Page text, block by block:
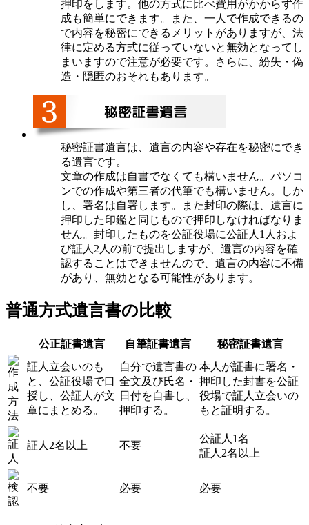
押印をします。他の方式に比べ費用がかからず作
成も簡単にできます。また、一人で作成できるの
で内容を秘密にできるメリットがありますが、法
律に定める方式に従っていないと無効となってし
まいますので注意が必要です。さらに、紛失・偽
造・隠匿のおそれもあります。
秘密証書遺言は、遺言の内容や存在を秘密にでき
る遺言です。
文章の作成は自書でなくても構いません。パソコ
ンでの作成や第三者の代筆でも構いません。しか
し、署名は自署します。また封印の際は、遺言に
押印した印鑑と同じもので押印しなければなりま
せん。封印したものを公証役場に公証人1人およ
び証人2人の前で提出しますが、遺言の内容を確
認することはできませんので、遺言の内容に不備
があり、無効となる可能性があります。
普通方式遺言書の比較
公正証書遺言 自筆証書遺言
秘密証書遺言
証人立会いのも
と、公証役場で口
授し、公証人が文
章にまとめる。
自分で遺言書の
全文及び氏名・
日付を自書し、
押印する。
本人が証書に署名・
押印した封書を公証
役場で証人立会いの
もと証明する。
証人2名以上 不要
公証人1名
証人2名以上
不要 必要 必要